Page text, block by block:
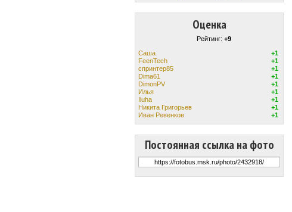
Оценка
Рейтинг: +9
Саша
+1
FeenTech
+1
спринтер85
+1
Dima61
+1
DimonPV
+1
Илья
+1
Iluha
+1
Никита Григорьев
+1
Иван Ревенков
+1
Постоянная ссылка на фото